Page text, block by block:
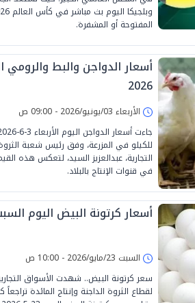
المفتوحة أو المشفرة.
2026
الأربعاء 03/يونيو/2026 - 09:00 ص
للكيلو في المزرعة، وفق رئيس شعبة
التجارية، عبدالعزيز السيد، لتعكس هذه
في قنوات الإنتاج بالبلاد.
أسعار كرتونة البيض اليوم السبت 23 مايو
السبت 23/مايو/2026 - 10:00 ص
سعر كرتونة البيض.. شهدت الأسواق
لقطاع الثروة الداجنة وإنتاج المائدة